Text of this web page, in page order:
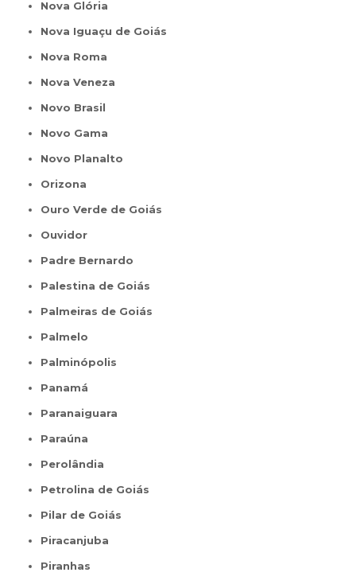
Nova Glória
Nova Iguaçu de Goiás
Nova Roma
Nova Veneza
Novo Brasil
Novo Gama
Novo Planalto
Orizona
Ouro Verde de Goiás
Ouvidor
Padre Bernardo
Palestina de Goiás
Palmeiras de Goiás
Palmelo
Palminópolis
Panamá
Paranaiguara
Paraúna
Perolândia
Petrolina de Goiás
Pilar de Goiás
Piracanjuba
Piranhas